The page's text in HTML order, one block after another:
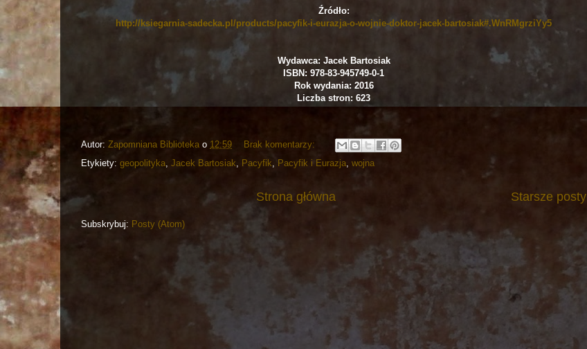
Źródło:
http://ksiegarnia-sadecka.pl/products/pacyfik-i-eurazja-o-wojnie-doktor-jacek-bartosiak#.WnRMgrziYy5
Wydawca: Jacek Bartosiak
ISBN: 978-83-945749-0-1
Rok wydania: 2016
Liczba stron: 623
Autor: Zapomniana Biblioteka o 12:59
Brak komentarzy:
Etykiety: geopolityka Jacek Bartosiak Pacyfik Pacyfik i Eurazja wojna
Starsze posty
Strona główna
Subskrybuj: Posty (Atom)